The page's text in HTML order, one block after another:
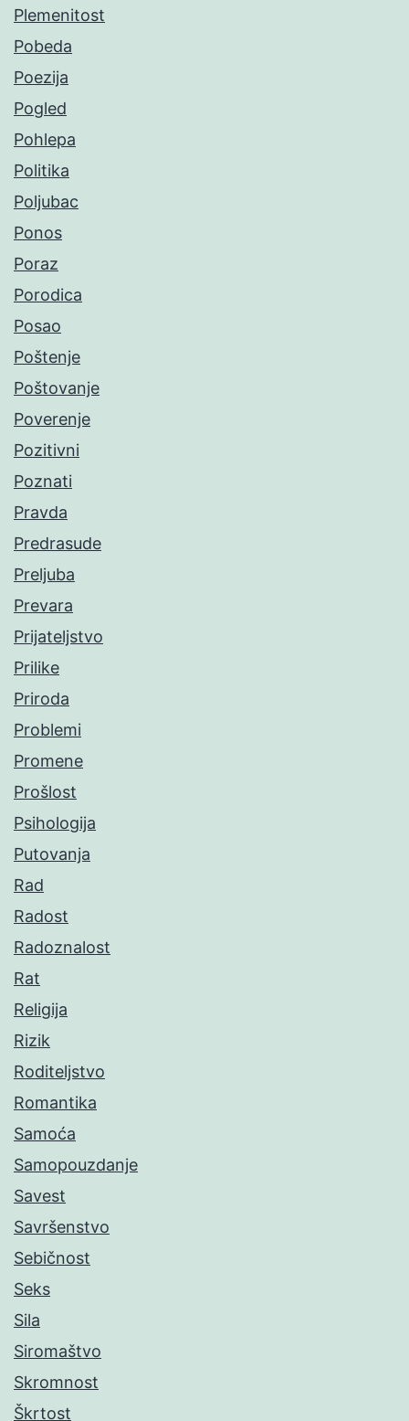
Plemenitost
Pobeda
Poezija
Pogled
Pohlepa
Politika
Poljubac
Ponos
Poraz
Porodica
Posao
Poštenje
Poštovanje
Poverenje
Pozitivni
Poznati
Pravda
Predrasude
Preljuba
Prevara
Prijateljstvo
Prilike
Priroda
Problemi
Promene
Prošlost
Psihologija
Putovanja
Rad
Radost
Radoznalost
Rat
Religija
Rizik
Roditeljstvo
Romantika
Samoća
Samopouzdanje
Savest
Savršenstvo
Sebičnost
Seks
Sila
Siromaštvo
Skromnost
Škrtost